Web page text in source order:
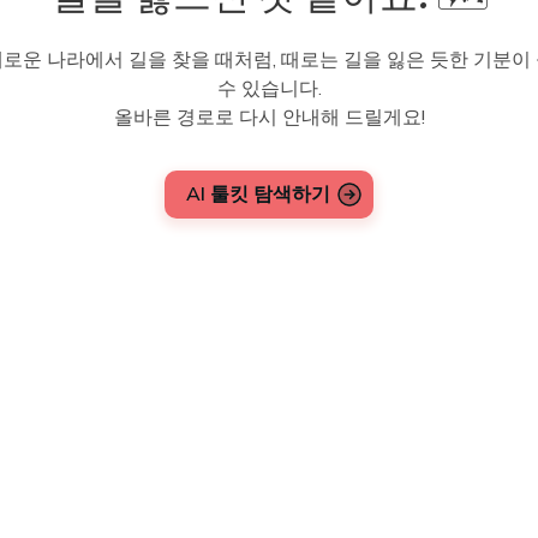
운 나라에서 길을 찾을 때처럼, 때로는 길을 잃은 듯한 기분이
수 있습니다.
올바른 경로로 다시 안내해 드릴게요!
AI 툴킷 탐색하기